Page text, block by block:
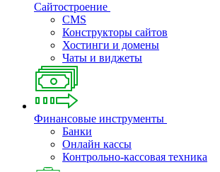
Сайтостроение
CMS
Конструкторы сайтов
Хостинги и домены
Чаты и виджеты
Финансовые инструменты
Банки
Онлайн кассы
Контрольно-кассовая техника